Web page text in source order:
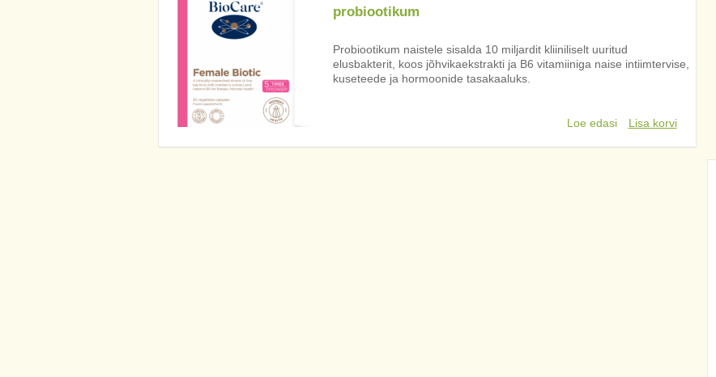
probiootikum
Probiootikum naistele sisalda 10 miljardit kliiniliselt uuritud
elusbakterit, koos jõhvikaekstrakti ja B6 vitamiiniga naise intiimtervise,
kuseteede ja hormoonide tasakaaluks.
Loe edasi Lisa korvi